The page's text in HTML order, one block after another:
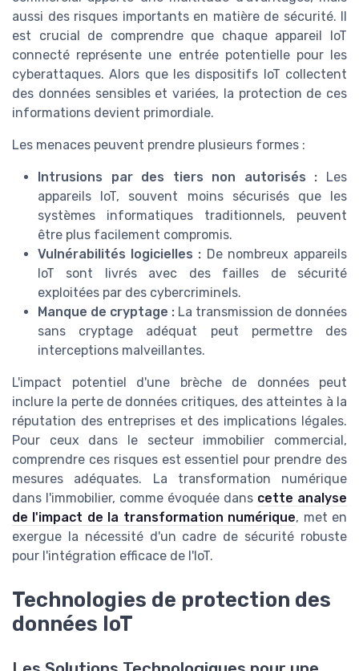
aussi des risques importants en matière de sécurité. Il
est crucial de comprendre que chaque appareil IoT
connecté représente une entrée potentielle pour les
cyberattaques. Alors que les dispositifs IoT collectent
des données sensibles et variées, la protection de ces
informations devient primordiale.
Les menaces peuvent prendre plusieurs formes :
Intrusions par des tiers non autorisés : Les
appareils IoT, souvent moins sécurisés que les
systèmes informatiques traditionnels, peuvent
être plus facilement compromis.
Vulnérabilités logicielles : De nombreux appareils
IoT sont livrés avec des failles de sécurité
exploitées par des cybercriminels.
Manque de cryptage : La transmission de données
sans cryptage adéquat peut permettre des
interceptions malveillantes.
L'impact potentiel d'une brèche de données peut
inclure la perte de données critiques, des atteintes à la
réputation des entreprises et des implications légales.
Pour ceux dans le secteur immobilier commercial,
comprendre ces risques est essentiel pour prendre des
mesures adéquates. La transformation numérique
dans l'immobilier, comme évoquée dans cette analyse
de l'impact de la transformation numérique, met en
exergue la nécessité d'un cadre de sécurité robuste
pour l'intégration efficace de l'IoT.
Technologies de protection des
données IoT